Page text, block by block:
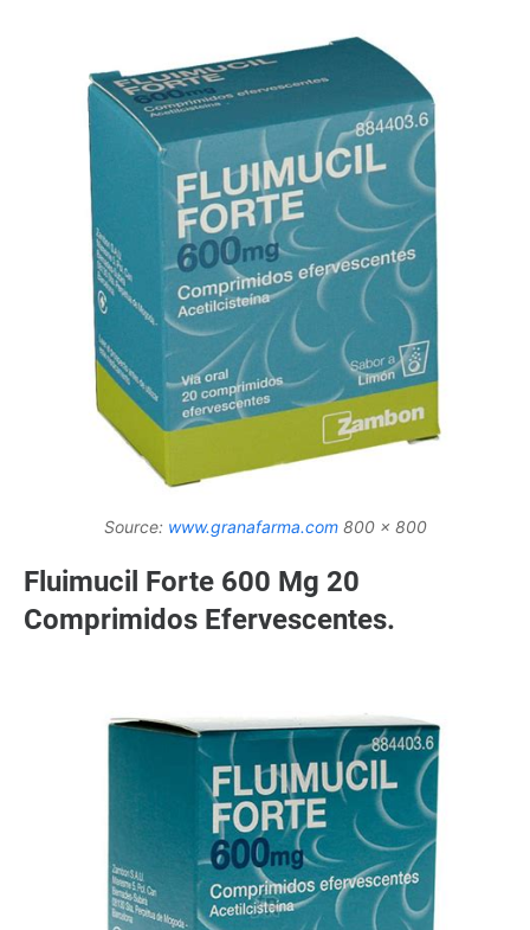
Source: www.granafarma.com800 x 800
Fluimucil Forte 600 Mg 20
Comprimidos Efervescentes.